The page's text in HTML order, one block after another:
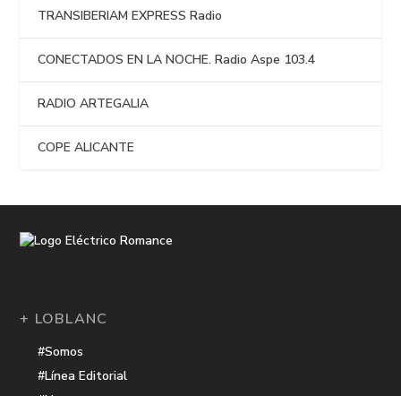
TRANSIBERIAM EXPRESS Radio
CONECTADOS EN LA NOCHE. Radio Aspe 103.4
RADIO ARTEGALIA
COPE ALICANTE
+ LOBLANC
#Somos
#Línea Editorial